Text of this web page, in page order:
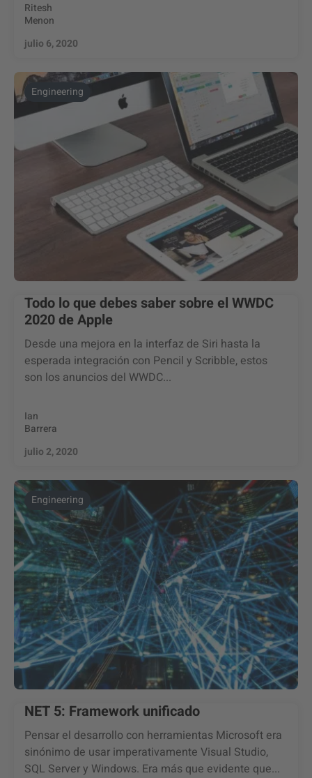
Ritesh
Menon
julio 6, 2020
Engineering
Todo lo que debes saber sobre el WWDC
2020 de Apple
Desde una mejora en la interfaz de Siri hasta la
esperada integración con Pencil y Scribble, estos
son los anuncios del WWDC...
Ian
Barrera
julio 2, 2020
Engineering
NET 5: Framework unificado
Pensar el desarrollo con herramientas Microsoft era
sinónimo de usar imperativamente Visual Studio,
SQL Server y Windows. Era más que evidente que...